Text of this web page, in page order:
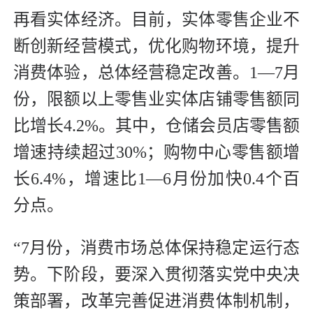
再看实体经济。目前，实体零售企业不
断创新经营模式，优化购物环境，提升
消费体验，总体经营稳定改善。1—7月
份，限额以上零售业实体店铺零售额同
比增长4.2%。其中，仓储会员店零售额
增速持续超过30%；购物中心零售额增
长6.4%，增速比1—6月份加快0.4个百
分点。
“7月份，消费市场总体保持稳定运行态
势。下阶段，要深入贯彻落实党中央决
策部署，改革完善促进消费体制机制，